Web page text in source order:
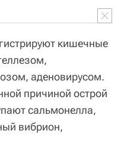
кишечные
аденовирусом.
причиной острой
сальмонелла,
вибрион,